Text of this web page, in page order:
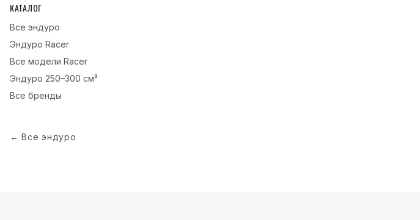
КАТАЛОГ
Все эндуро
Эндуро Racer
Все модели Racer
Эндуро 250–300 см³
Все бренды
←Все эндуро